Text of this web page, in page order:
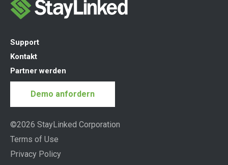
Support
Kontakt
Partner werden
Demo anfordern
©2026 StayLinked Corporation
Terms of Use
Privacy Policy